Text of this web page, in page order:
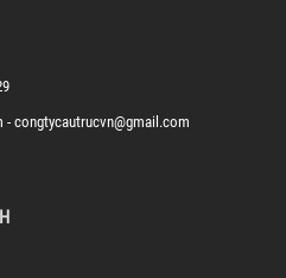
congtycautrucvn@gmail.com